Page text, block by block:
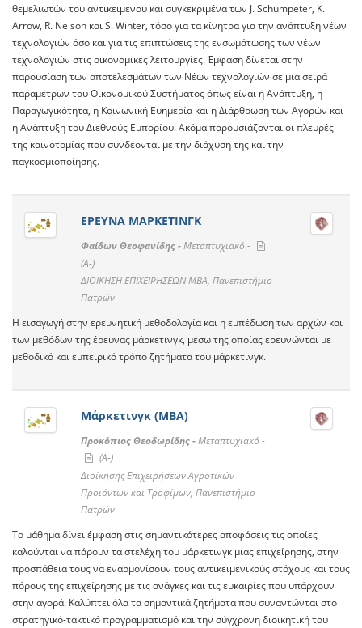
θεμελιωτών του αντικειμένου και συγκεκριμένα των J. Schumpeter, K.
Arrow, R. Nelson και S. Winter, τόσο για τα κίνητρα για την ανάπτυξη νέων
τεχνολογιών όσο και για τις επιπτώσεις της ενσωμάτωσης των νέων
τεχνολογιών στις οικονομικές λειτουργίες. Έμφαση δίνεται στην
παρουσίαση των αποτελεσμάτων των Νέων τεχνολογιών σε μια σειρά
παραμέτρων του Οικονομικού Συστήματος όπως είναι η Ανάπτυξη, η
Παραγωγικότητα, η Κοινωνική Ευημερία και η Διάρθρωση των Αγορών και
η Ανάπτυξη του Διεθνούς Εμπορίου. Ακόμα παρουσιάζονται οι πλευρές
της καινοτομίας που συνδέονται με την διάχυση της και την
παγκοσμιοποίησης.
ΕΡΕΥΝΑ ΜΑΡΚΕΤΙΝΓΚ
Φαίδων Θεοφανίδης -Μεταπτυχιακό -
(A-)
ΔΙΟΙΚΗΣΗ ΕΠΙΧΕΙΡΗΣΕΩΝ ΜΒΑ, Πανεπιστήμιο
Πατρών
Η εισαγωγή στην ερευνητική μεθοδολογία και η εμπέδωση των αρχών και
των μεθόδων της έρευνας μάρκετινγκ, μέσω της οποίας ερευνώνται με
μεθοδικό και εμπειρικό τρόπο ζητήματα του μάρκετινγκ.
Μάρκετινγκ (ΜΒΑ)
Προκόπιος Θεοδωρίδης -Μεταπτυχιακό -
(A-)
Διοίκησης Επιχειρήσεων Αγροτικών
Προϊόντων και Τροφίμων, Πανεπιστήμιο
Πατρών
Το μάθημα δίνει έμφαση στις σημαντικότερες αποφάσεις τις οποίες
καλούνται να πάρουν τα στελέχη του μάρκετινγκ μιας επιχείρησης, στην
προσπάθεια τους να εναρμονίσουν τους αντικειμενικούς στόχους και τους
πόρους της επιχείρησης με τις ανάγκες και τις ευκαιρίες που υπάρχουν
στην αγορά. Καλύπτει όλα τα σημαντικά ζητήματα που συναντώνται στο
στρατηγικό-τακτικό προγραμματισμό και την σύγχρονη διοικητική του